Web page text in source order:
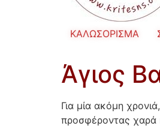
ΚΑΛΩΣΟΡΙΣΜΑ
Άγιος
Για μία ακόμη
προσφέροντας χαρά